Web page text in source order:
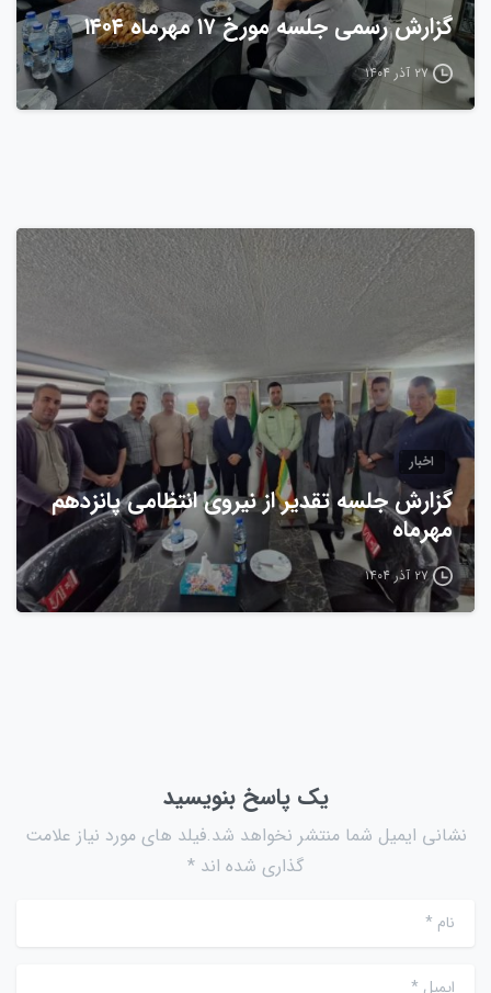
گزارش رسمی جلسه مورخ ۱۷ مهرماه ۱۴۰۴
۲۷ آذر ۱۴۰۴
0
اخبار
گزارش جلسه تقدیر از نیروی انتظامی پانزدهم
مهرماه
۲۷ آذر ۱۴۰۴
یک پاسخ بنویسید
نشانی ایمیل شما منتشر نخواهد شد.فیلد های مورد نیاز علامت
گذاری شده اند *
نام*
ایمیل *